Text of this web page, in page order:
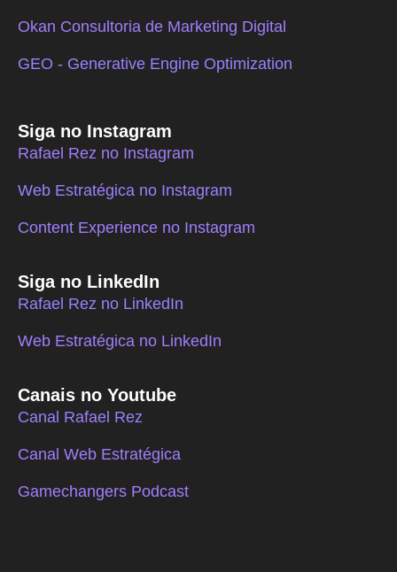
Okan Consultoria de Marketing Digital
GEO - Generative Engine Optimization
Siga no Instagram
Rafael Rez no Instagram
Web Estratégica no Instagram
Content Experience no Instagram
Siga no LinkedIn
Rafael Rez no LinkedIn
Web Estratégica no LinkedIn
Canais no Youtube
Canal Rafael Rez
Canal Web Estratégica
Gamechangers Podcast